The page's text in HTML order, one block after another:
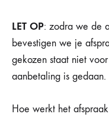
LET OP: zodra we de
bevestigen we je
gekozen staat niet
aanbetaling is gedaan.
Hoe werkt het